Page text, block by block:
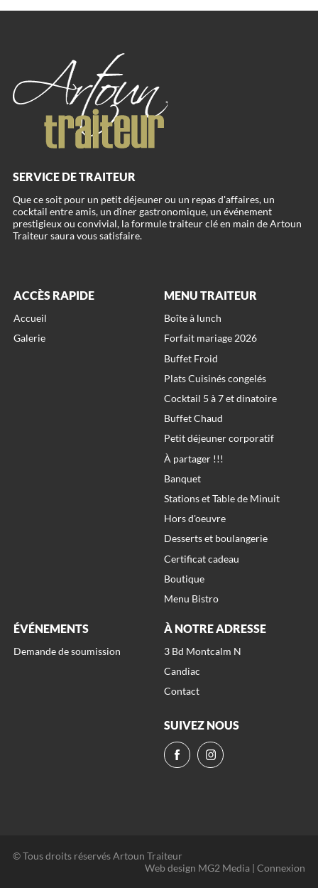
SERVICE DE TRAITEUR
Que ce soit pour un petit déjeuner ou un repas d'affaires, un
cocktail entre amis, un dîner gastronomique, un événement
prestigieux ou convivial, la formule traiteur clé en main de Artoun
ACCÈS RAPIDE
Accueil
Galerie
MENU TRAITEUR
Boîte à lunch
Forfait mariage 2026
Buffet Froid
Plats Cuisinés congelés
Cocktail 5 à 7 et dinatoire
Buffet Chaud
Petit déjeuner corporatif
À partager !!!
Banquet
Stations et Table de Minuit
Hors d'oeuvre
Desserts et boulangerie
Certificat cadeau
Boutique
Menu Bistro
ÉVÉNEMENTS
Demande de soumission
À NOTRE ADRESSE
3 Bd Montcalm N
Candiac
Contact
SUIVEZ NOUS
©Tous droits réservés Artoun Traiteur
Web design MG2 Media |Connexion